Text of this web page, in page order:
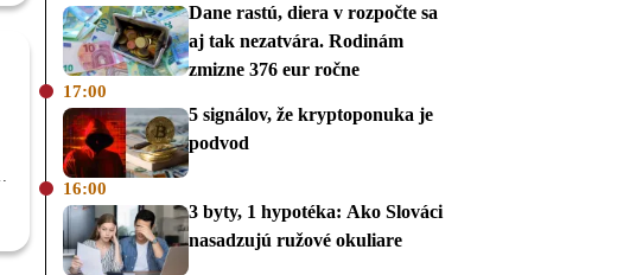
Dane rastú, diera v rozpočte sa
aj tak nezatvára. Rodinám
zmizne 376 eur ročne
17:00
5 signálov, že kryptoponuka je
podvod
16:00
3 byty, 1 hypotéka: Ako Slováci
nasadzujú ružové okuliare